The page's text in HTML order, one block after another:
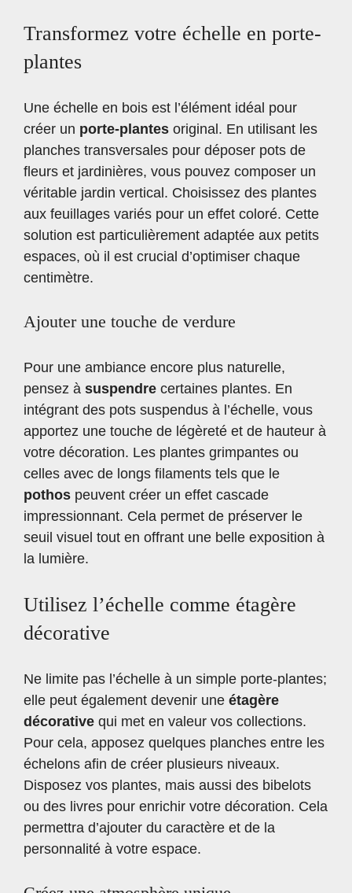
Transformez votre échelle en porte-
plantes
Une échelle en bois est l’élément idéal pour
créer un porte-plantes original. En utilisant les
planches transversales pour déposer pots de
fleurs et jardinières, vous pouvez composer un
véritable jardin vertical. Choisissez des plantes
aux feuillages variés pour un effet coloré. Cette
solution est particulièrement adaptée aux petits
espaces, où il est crucial d’optimiser chaque
centimètre.
Ajouter une touche de verdure
Pour une ambiance encore plus naturelle,
pensez à suspendre certaines plantes. En
intégrant des pots suspendus à l’échelle, vous
apportez une touche de légèreté et de hauteur à
votre décoration. Les plantes grimpantes ou
celles avec de longs filaments tels que le
pothos peuvent créer un effet cascade
impressionnant. Cela permet de préserver le
seuil visuel tout en offrant une belle exposition à
la lumière.
Utilisez l’échelle comme étagère
décorative
Ne limite pas l’échelle à un simple porte-plantes;
elle peut également devenir une étagère
décorative qui met en valeur vos collections.
Pour cela, apposez quelques planches entre les
échelons afin de créer plusieurs niveaux.
Disposez vos plantes, mais aussi des bibelots
ou des livres pour enrichir votre décoration. Cela
permettra d’ajouter du caractère et de la
personnalité à votre espace.